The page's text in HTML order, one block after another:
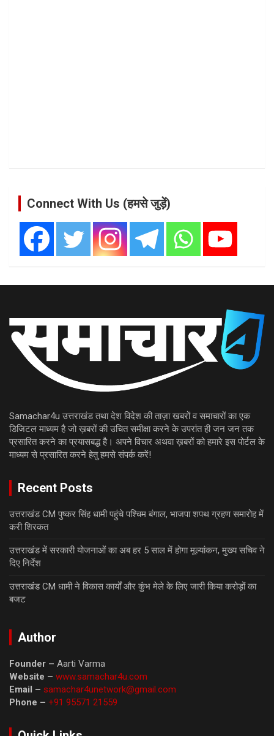
Connect With Us (हमसे जुड़ें)
Samachar4u उत्तराखंड तथा देश विदेश की ताज़ा खबरों व समाचारों का एक
डिजिटल माध्यम है जो ख़बरों की उचित समीक्षा करने के उपरांत ही जन जन तक
प्रसारित करने का प्रयासबद्ध है। अपने विचार अथवा ख़बरों को हमारे इस पोर्टल के
माध्यम से प्रसारित करने हेतु हमसे संपर्क करें!
Recent Posts
उत्तराखंड CM पुष्कर सिंह धामी पहुंचे पश्चिम बंगाल, भाजपा शपथ ग्रहण समारोह में
करी शिरकत
उत्तराखंड में सरकारी योजनाओं का अब हर 5 साल में होगा मूल्यांकन, मुख्य सचिव ने
दिए निर्देश
उत्तराखंड CM धामी ने विकास कार्यों और कुंभ मेले के लिए जारी किया करोड़ों का
बजट
Author
Founder – Aarti Varma
Website – www.samachar4u.com
Email – samachar4unetwork@gmail.com
Phone – +91 95571 21559